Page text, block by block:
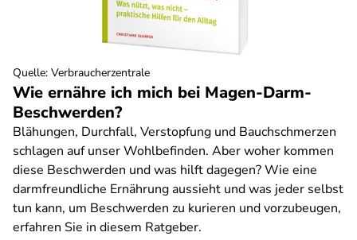
Wie ernähre ich mich bei Magen-Darm-
Beschwerden?
Blähungen, Durchfall, Verstopfung und Bauchschmerzen
schlagen auf unser Wohlbefinden. Aber woher kommen
diese Beschwerden und was hilft dagegen? Wie eine
darmfreundliche Ernährung aussieht und was jeder selbst
tun kann, um Beschwerden zu kurieren und vorzubeugen,
erfahren Sie in diesem Ratgeber.
Quelle: Verbraucherzentrale